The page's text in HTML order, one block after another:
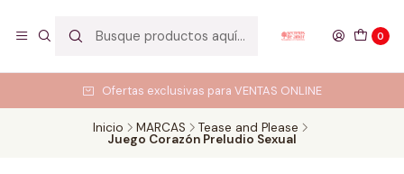
0
Ofertas exclusivas para VENTAS ONLINE
Inicio MARCAS Tease and Please
Juego Corazón Preludio Sexual